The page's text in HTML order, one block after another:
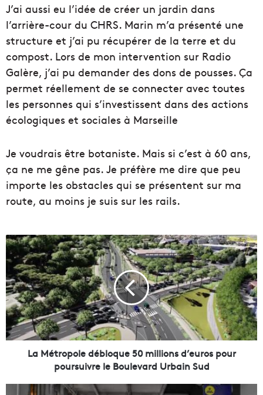
J’ai aussi eu l’idée de créer un jardin dans
l’arrière-cour du CHRS. Marin m’a présenté une
structure et j’ai pu récupérer de la terre et du
compost. Lors de mon intervention sur Radio
Galère, j’ai pu demander des dons de pousses. Ça
permet réellement de se connecter avec toutes
les personnes qui s’investissent dans des actions
écologiques et sociales à Marseille
Je voudrais être botaniste. Mais si c’est à 60 ans,
ça ne me gêne pas. Je préfère me dire que peu
importe les obstacles qui se présentent sur ma
route, au moins je suis sur les rails.
L
a
M
é
t
r
o
p
o
é
La Métropole débloque 50 millions d’euros pour
poursuivre le Boulevard Urbain Sud